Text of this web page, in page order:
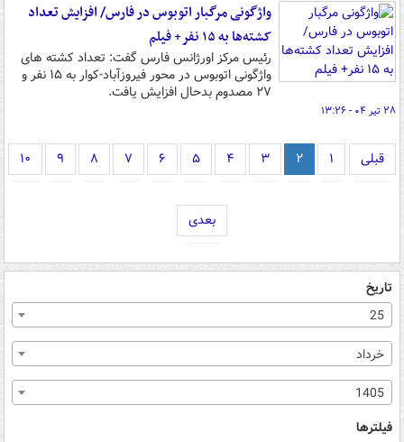
واژگونی مرگبار اتوبوس در فارس/ افزایش تعداد
کشته‌ها به ۱۵ نفر+ فیلم
رئیس مرکز اورژانس فارس گفت: تعداد کشته های
واژگونی اتوبوس در محور فیروزآباد-کوار به ۱۵ نفر و
۲۷ مصدوم بدحال افزایش یافت.
۲۸ تیر ۰۴ - ۱۳:۲۶
قبلی ۱ ۲ ۳ ۴ ۵ ۶ ۷ ۸ ۹ ۱۰
بعدی
تاریخ
25
خرداد
1405
فیلترها